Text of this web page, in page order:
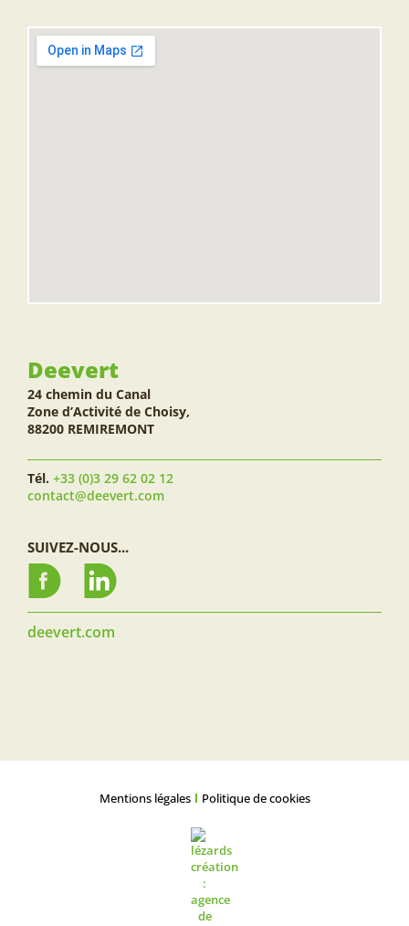
Deevert
24 chemin du Canal
Zone d’Activité de Choisy,
88200 REMIREMONT
Tél. +33 (0)3 29 62 02 12
contact@deevert.com
SUIVEZ-NOUS...
deevert.com
Mentions légales Politique de cookies